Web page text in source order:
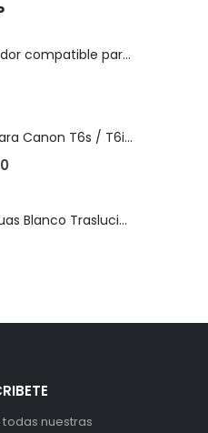
Cargador compatible para Baterias Sony Serie NP-F..
Grip para Canon T6s / T6i / 760D / 750D / X8i
Paraguas Blanco Traslucido 83 cm de Diametro
nuestras